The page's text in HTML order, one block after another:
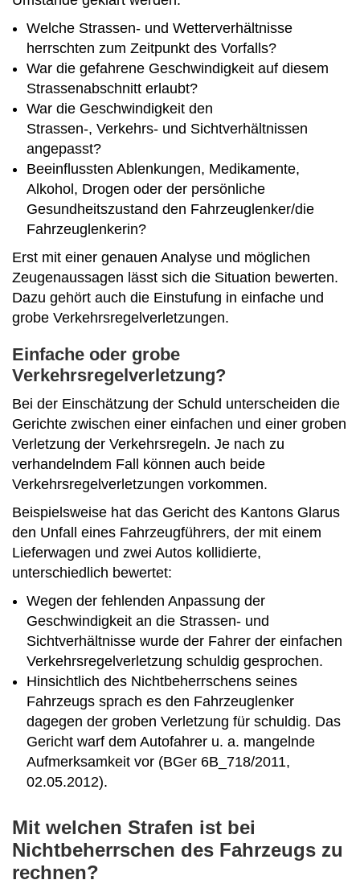
Welche Strassen- und Wetterverhältnisse
herrschten zum Zeitpunkt des Vorfalls?
War die gefahrene Geschwindigkeit auf diesem
Strassenabschnitt erlaubt?
War die Geschwindigkeit den
Strassen-, Verkehrs- und Sichtverhältnissen
angepasst?
Beeinflussten Ablenkungen, Medikamente,
Alkohol, Drogen oder der persönliche
Gesundheitszustand den Fahrzeuglenker/die
Fahrzeuglenkerin?
Erst mit einer genauen Analyse und möglichen
Zeugenaussagen lässt sich die Situation bewerten.
Dazu gehört auch die Einstufung in einfache und
grobe Verkehrsregelverletzungen.
Einfache oder grobe
Verkehrsregelverletzung?
Bei der Einschätzung der Schuld unterscheiden die
Gerichte zwischen einer einfachen und einer groben
Verletzung der Verkehrsregeln. Je nach zu
verhandelndem Fall können auch beide
Verkehrsregelverletzungen vorkommen.
Beispielsweise hat das Gericht des Kantons Glarus
den Unfall eines Fahrzeugführers, der mit einem
Lieferwagen und zwei Autos kollidierte,
unterschiedlich bewertet:
Wegen der fehlenden Anpassung der
Geschwindigkeit an die Strassen- und
Sichtverhältnisse wurde der Fahrer der einfachen
Verkehrsregelverletzung schuldig gesprochen.
Hinsichtlich des Nichtbeherrschens seines
Fahrzeugs sprach es den Fahrzeuglenker
dagegen der groben Verletzung für schuldig. Das
Gericht warf dem Autofahrer u. a. mangelnde
Aufmerksamkeit vor (BGer 6B_718/2011,
02.05.2012).
Mit welchen Strafen ist bei
Nichtbeherrschen des Fahrzeugs zu
rechnen?